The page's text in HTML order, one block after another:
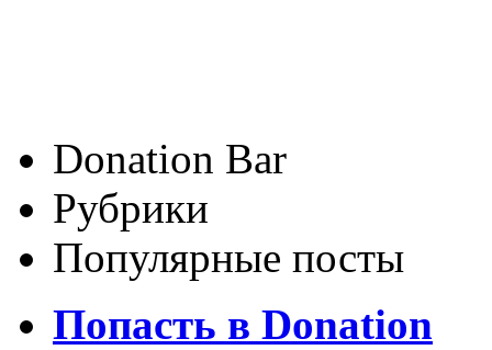
Donation Bar
Рубрики
Популярные посты
Попасть в Donation